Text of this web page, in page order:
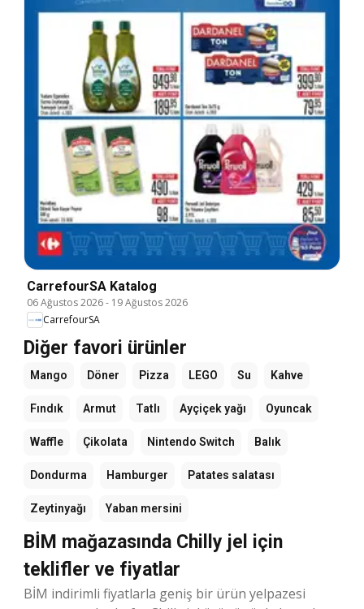
CarrefourSA Katalog
06 Ağustos 2026- 19 Ağustos 2026
CarrefourSA
Diğer favori ürünler
Mango Döner Pizza LEGO Su Kahve
Fındık Armut Tatlı Ayçiçek yağı Oyuncak
Waffle Çikolata Nintendo Switch Balık
Dondurma Hamburger Patates salatası
Zeytinyağı Yaban mersini
BİM mağazasında Chilly jel için
teklifler ve fiyatlar
BİM indirimli fiyatlarla geniş bir ürün yelpazesi